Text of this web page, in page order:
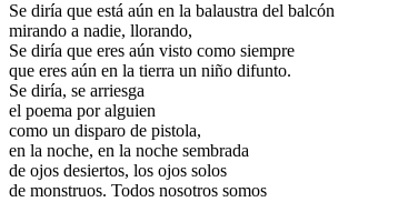
Se diría que está aún en la balaustra del balcón
mirando a nadie, llorando,
Se diría que eres aún visto como siempre
que eres aún en la tierra un niño difunto.
Se diría, se arriesga
el poema por alguien
como un disparo de pistola,
en la noche, en la noche sembrada
de ojos desiertos, los ojos solos
de monstruos. Todos nosotros somos